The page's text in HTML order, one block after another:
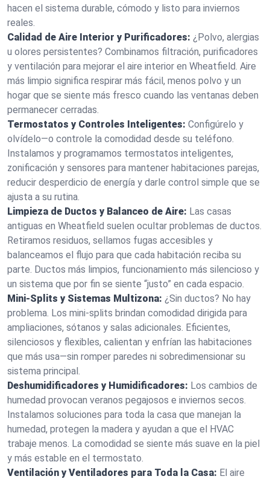
hacen el sistema durable, cómodo y listo para inviernos
reales.
Calidad de Aire Interior y Purificadores: ¿Polvo, alergias
u olores persistentes? Combinamos filtración, purificadores
y ventilación para mejorar el aire interior en Wheatfield. Aire
más limpio significa respirar más fácil, menos polvo y un
hogar que se siente más fresco cuando las ventanas deben
permanecer cerradas.
Termostatos y Controles Inteligentes: Configúrelo y
olvídelo—o controle la comodidad desde su teléfono.
Instalamos y programamos termostatos inteligentes,
zonificación y sensores para mantener habitaciones parejas,
reducir desperdicio de energía y darle control simple que se
ajusta a su rutina.
Limpieza de Ductos y Balanceo de Aire: Las casas
antiguas en Wheatfield suelen ocultar problemas de ductos.
Retiramos residuos, sellamos fugas accesibles y
balanceamos el flujo para que cada habitación reciba su
parte. Ductos más limpios, funcionamiento más silencioso y
un sistema que por fin se siente “justo” en cada espacio.
Mini‑Splits y Sistemas Multizona: ¿Sin ductos? No hay
problema. Los mini‑splits brindan comodidad dirigida para
ampliaciones, sótanos y salas adicionales. Eficientes,
silenciosos y flexibles, calientan y enfrían las habitaciones
que más usa—sin romper paredes ni sobredimensionar su
sistema principal.
Deshumidificadores y Humidificadores: Los cambios de
humedad provocan veranos pegajosos e inviernos secos.
Instalamos soluciones para toda la casa que manejan la
humedad, protegen la madera y ayudan a que el HVAC
trabaje menos. La comodidad se siente más suave en la piel
y más estable en el termostato.
Ventilación y Ventiladores para Toda la Casa: El aire